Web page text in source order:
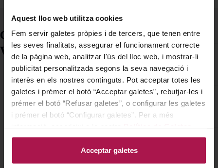
Aquest lloc web utilitza cookies
Fem servir galetes pròpies i de tercers, que tenen entre
les seves finalitats, assegurar el funcionament correcte
de la pàgina web, analitzar l'ús del lloc web, i mostrar-li
publicitat personalitzada segons la seva navegació i
interès en els nostres continguts. Pot acceptar totes les
galetes i prémer el botó “Acceptar galetes”, rebutjar-les i
prémer el botó “Refusar galetes”, o configurar les galetes
i prémer el botó “Configurar galetes”. Per a més
Acceptar galetes
Comprar vinos de
Valdeorras
En Petit Celler puedes
comprar los mejores
vinos de Valdeorras
online, con una cuidada
selección de godellos y
esta denominación
¿Qué es el vino de
Valdeorras y por qué
es tan reconocido?
Elvino de Valdeorrases
una de las joyas enológicas
de Galicia. Se elabora en la
(provincia de Ourense), una
zona con una larga
¿Dónde se producen
los vinos de
Valdeorras?
Denominación de Origen
¿Qué es la
Denominación de
Origen Valdeorras?